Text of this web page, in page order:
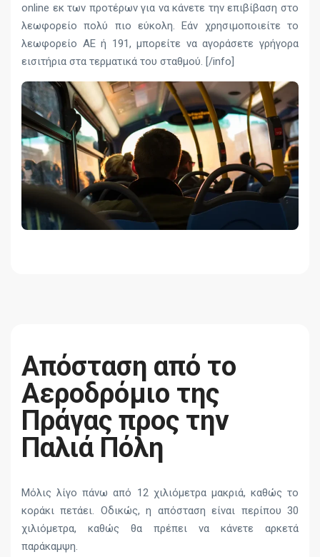
online εκ των προτέρων για να κάνετε την επιβίβαση στο
λεωφορείο πολύ πιο εύκολη. Εάν χρησιμοποιείτε το
λεωφορείο AE ή 191, μπορείτε να αγοράσετε γρήγορα
εισιτήρια στα τερματικά του σταθμού. [/info]
Απόσταση από το
Αεροδρόμιο της
Πράγας προς την
Παλιά Πόλη
Μόλις λίγο πάνω από 12 χιλιόμετρα μακριά, καθώς το
κοράκι πετάει. Οδικώς, η απόσταση είναι περίπου 30
χιλιόμετρα, καθώς θα πρέπει να κάνετε αρκετά
παράκαμψη.